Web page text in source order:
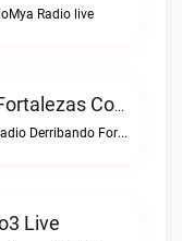
Radio live
Radio Derribando Fortalezas Con Cristo Live
Bendecidos para BendecirRadio Derribando Fortalezas con Cristo live
Live